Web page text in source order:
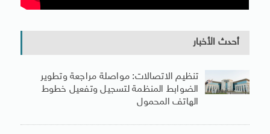
أحدث الأخبار
تنظيم الاتصالات: مواصلة مراجعة وتطوير
الضوابط المنظمة لتسجيل وتفعيل خطوط
الهاتف المحمول